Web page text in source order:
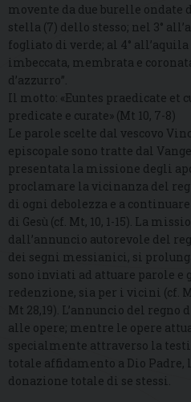
movente da due burelle ondate
stella (7) dello stesso; nel 3°
fogliato di verde; al 4°
imbeccata, membrata e
d’azzurro”.
Il motto: «Euntes praedicate et
predicate e curate» (Mt 10, 7-8)
Le parole scelte dal vescovo
episcopale sono tratte dal
presentata la missione degli
proclamare la vicinanza del
di ogni debolezza e a
di Gesù (cf. Mt, 10, 1-15). La
dall’annuncio autorevole del
dei segni messianici, si
sono inviati ad attuare parole e
redenzione, sia per i vicini (cf.
Mt 28,19). L’annuncio del
alle opere; mentre le opere
specialmente attraverso la
totale affidamento a Dio
donazione totale di se stessi.